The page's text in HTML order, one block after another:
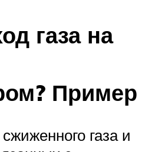
газа на
Пример
газа и